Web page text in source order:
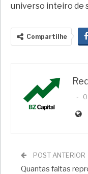
universo inteiro de
Compartilhe
POST ANTERIOR
Quantas faltas